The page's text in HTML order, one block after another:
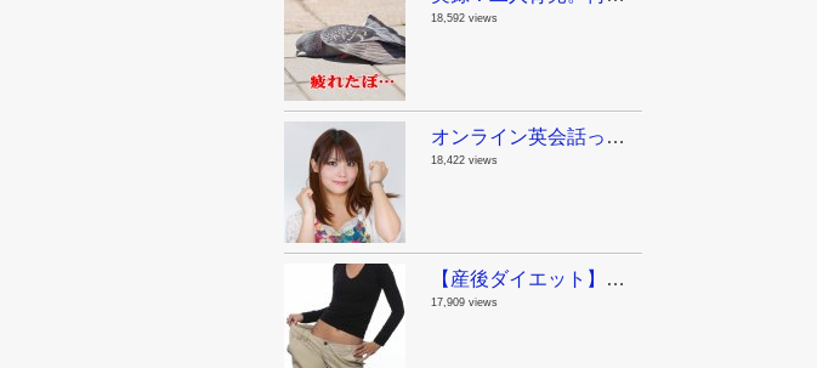
18,592 views
オンライン英会話って実際どうよ？英語が苦手だった私が1年半毎日レアジョブを続けた結果。
18,422 views
【産後ダイエット】ジムに行く時間がないママへ。私が産後に実践した運動と食事。
17,909 views